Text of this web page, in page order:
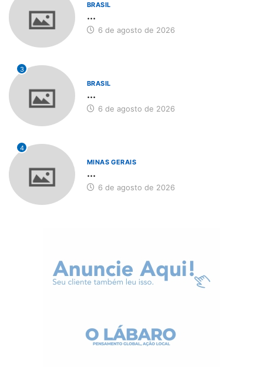
BRASIL
...
6 de agosto de 2026
3
BRASIL
...
6 de agosto de 2026
4
MINAS GERAIS
...
6 de agosto de 2026